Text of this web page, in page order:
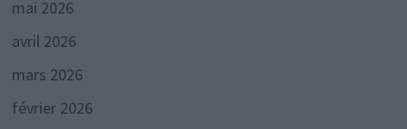
mai 2026
avril 2026
mars 2026
février 2026